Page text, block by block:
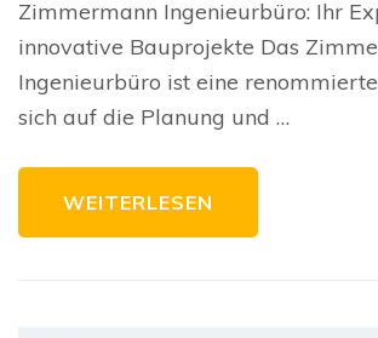
mit
Zimmermann
Zimmermann Ingenieurbüro: Ihr
innovative Bauprojekte Das
Ingenieurbüro ist eine
sich auf die Planung und …
WEITERLESEN